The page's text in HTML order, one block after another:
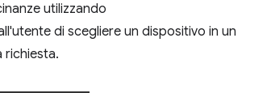
utilizzando
di scegliere un dispositivo in un
richiesta.